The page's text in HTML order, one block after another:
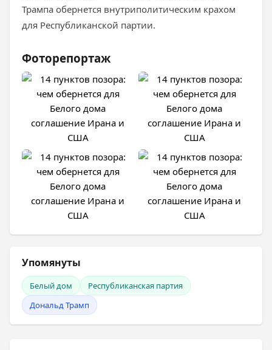
Трампа обернется внутриполитическим крахом
для Республиканской партии.
Фоторепортаж
Упомянуты
Белый дом
Республиканская партия
Дональд Трамп